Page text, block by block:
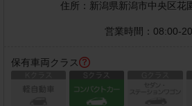
住所： 新潟県新潟市中央区花
営業時間： 08:00-
保有車両クラス